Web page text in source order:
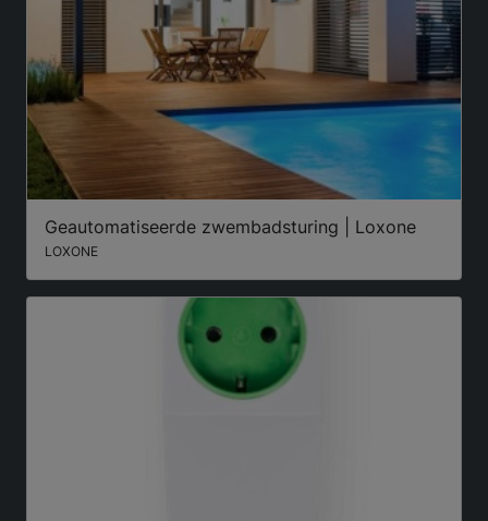
Geautomatiseerde zwembadsturing | Loxone
LOXONE